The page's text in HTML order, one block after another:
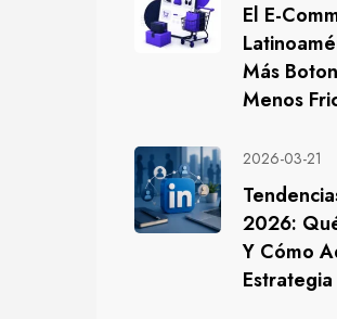
El E-
Más
Menos
2026-03-21
2026:
Y Cómo